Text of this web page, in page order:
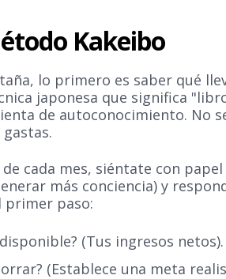
Kakeibo
lo primero es saber qué
japonesa que significa
de autoconocimiento. No
cada mes, siéntate con
más conciencia) y
primer paso:
(Tus ingresos netos).
(Establece una meta